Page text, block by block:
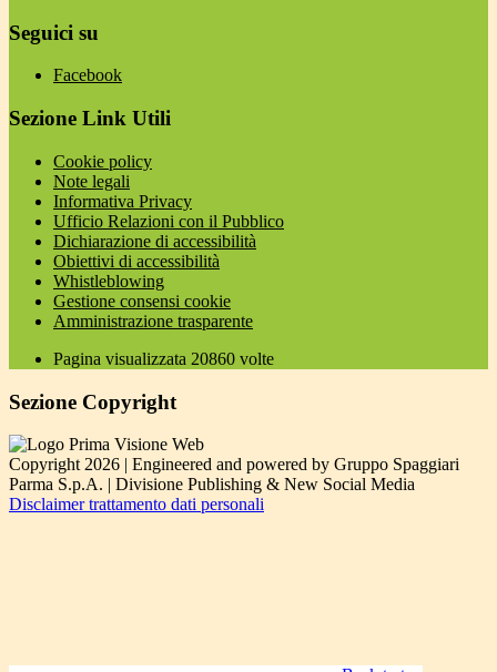
Seguici su
Facebook
Sezione Link Utili
Cookie policy
Note legali
Informativa Privacy
Ufficio Relazioni con il Pubblico
Dichiarazione di accessibilità
Obiettivi di accessibilità
Whistleblowing
Gestione consensi cookie
Amministrazione trasparente
Pagina visualizzata 20860 volte
Sezione Copyright
Copyright 2026 | Engineered and powered by Gruppo Spaggiari
Parma S.p.A. | Divisione Publishing & New Social Media
Disclaimer trattamento dati personali